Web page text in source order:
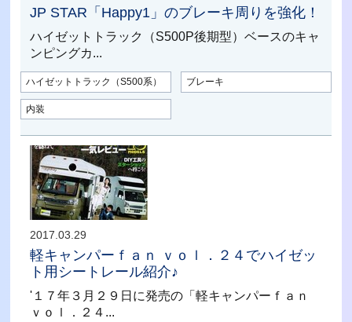
JP STAR「Happy1」のブレーキ周りを強化！
ハイゼットトラック（S500P後期型）ベースのキャ
ンピングカ...
ハイゼットトラック（S500系） ブレーキ
内装
2017.03.29
軽キャンパーｆａｎ ｖｏｌ．２４でハイゼッ
ト用シートレール紹介♪
'１７年３月２９日に発売の「軽キャンパーｆａｎ
ｖｏｌ．２４...